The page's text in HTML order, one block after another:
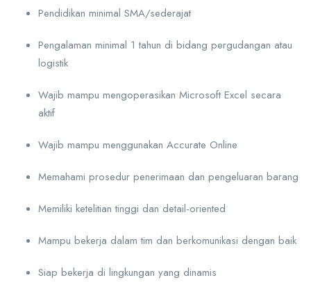
Pendidikan minimal SMA/sederajat
Pengalaman minimal 1 tahun di bidang pergudangan atau
logistik
Wajib mampu mengoperasikan Microsoft Excel secara
aktif
Wajib mampu menggunakan Accurate Online
Memahami prosedur penerimaan dan pengeluaran barang
Memiliki ketelitian tinggi dan detail-oriented
Mampu bekerja dalam tim dan berkomunikasi dengan baik
Siap bekerja di lingkungan yang dinamis